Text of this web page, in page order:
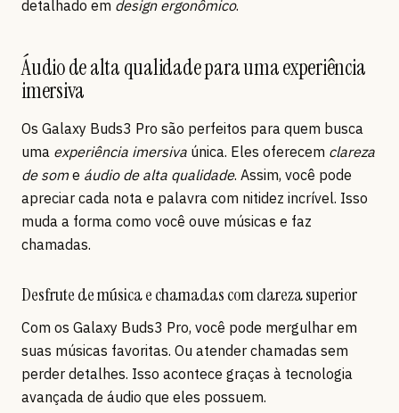
detalhado em design ergonômico.
Áudio de alta qualidade para uma experiência
imersiva
Os Galaxy Buds3 Pro são perfeitos para quem busca
uma experiência imersiva única. Eles oferecem clareza
de some áudio de alta qualidade. Assim, você pode
apreciar cada nota e palavra com nitidez incrível. Isso
muda a forma como você ouve músicas e faz
chamadas.
Desfrute de música e chamadas com clareza superior
Com os Galaxy Buds3 Pro, você pode mergulhar em
suas músicas favoritas. Ou atender chamadas sem
perder detalhes. Isso acontece graças à tecnologia
avançada de áudio que eles possuem.